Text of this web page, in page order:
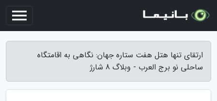
ارتقای تنها هتل هفت ستاره جهان: نگاهی به اقامتگاه
ساحلی نو برج العرب - وبلاگ 8 شارژ